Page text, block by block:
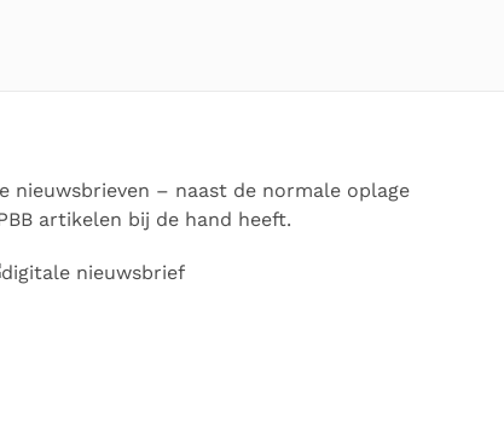
nieuwsbrieven – naast de normale oplage
artikelen bij de hand heeft.